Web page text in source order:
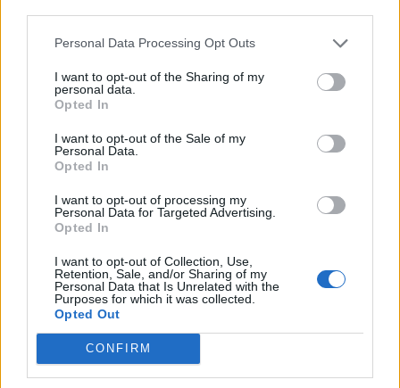
Personal Data Processing Opt Outs
I want to opt-out of the Sharing of my
personal data.
Opted In
I want to opt-out of the Sale of my
Personal Data.
Opted In
I want to opt-out of processing my
Personal Data for Targeted Advertising.
Opted In
I want to opt-out of Collection, Use,
Retention, Sale, and/or Sharing of my
Personal Data that Is Unrelated with the
Purposes for which it was collected.
Opted Out
CONFIRM
Μητσοτάκη στην Ουάσιγκτον, αύριο Τρίτη, το
σημαντικότερο «στιγμιότυπο» δεν είναι άλλο από
ομιλία του Έλληνα πρωθυπουργού στο
Κογκρέσο.
Κυβερνητικές πηγές κάνουν λόγο για ιστορική
στιγμή και για μία εξαιρετική τιμή για τον ίδιο και
για τη χώρα, που αφενός επιφυλάσσεται σε λίγους
ξένους ηγέτες και αφετέρου επισφραγίζει το άριστο
επίπεδο των διμερών σχέσεων. Τα ίδια πρόσωπα
σημειώνουν πως ο πρωθυπουργός θα έχει την
ευκαιρία να απευθυνθεί και στο αμερικανικό κοινό,